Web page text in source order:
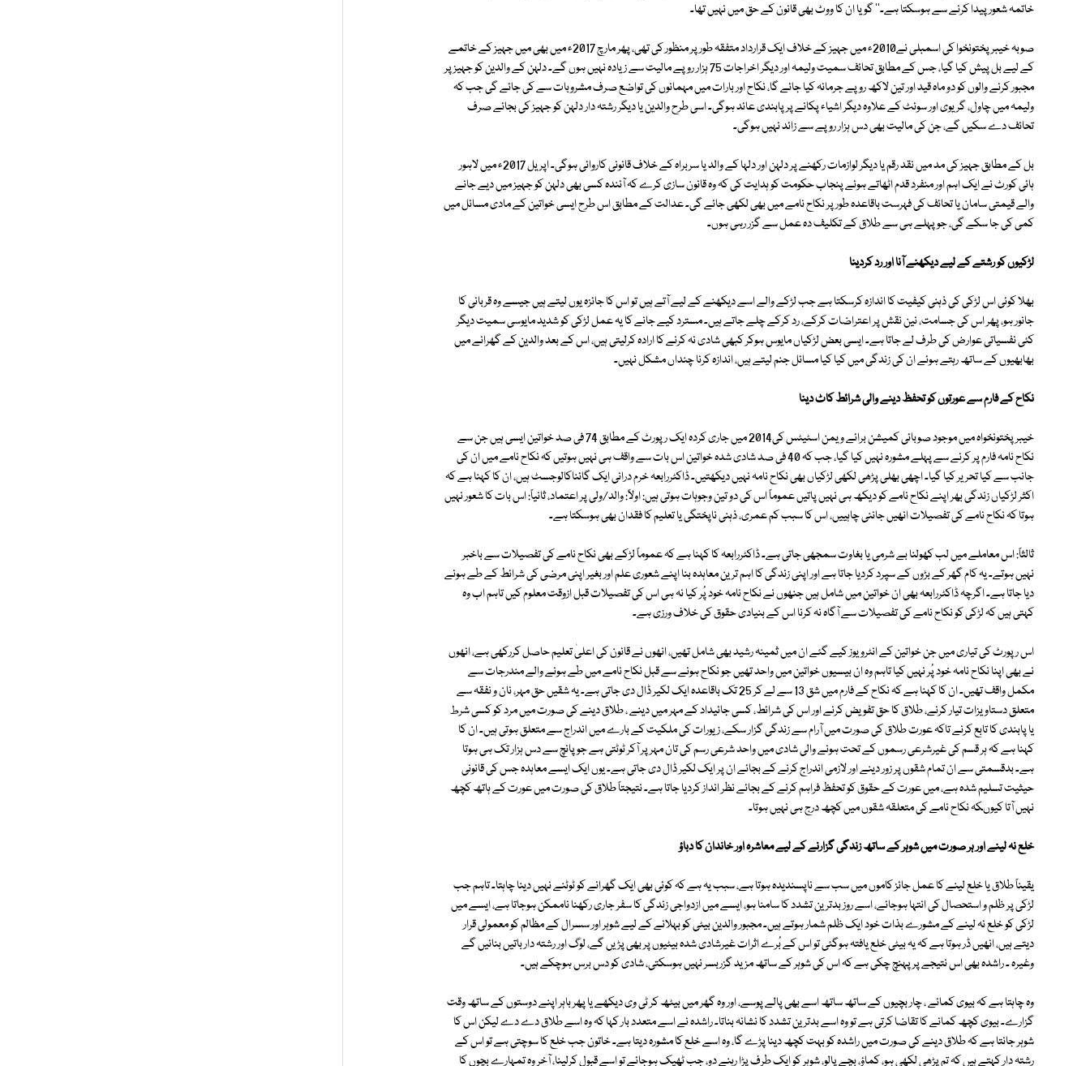
خاتمہ شعور پیدا کرنے سے ہوسکتا ہے۔'' گویا ان کا ووٹ بھی قانون کے حق میں نہیں تھا۔
صوبہ خیبر پختونخوا کی اسمبلی نے2010ء میں جہیز کے خلاف ایک قرارداد متفقہ طور پر منظور کی تھی، پھر مارچ 2017ء میں بھی میں جہیز کے خاتمے
کے لیے بل پیش کیا گیا، جس کے مطابق تحائف سمیت ولیمہ اور دیگر اخراجات 75 ہزار روپے مالیت سے زیادہ نہیں ہوں گے۔ دلہن کے والدین کو جہیز پر
مجبور کرنے والوں کو دو ماہ قید اور تین لاکھ روپے جرمانہ کیا جائے گا، نکاح اور بارات میں مہمانوں کی تواضع صرف مشروبات سے کی جائے گی جب کہ
ولیمہ میں چاول، گریوی اور سوئٹ کے علاوہ دیگر اشیاء پکانے پر پابندی عائد ہوگی۔ اسی طرح والدین یا دیگر رشتہ دار دلہن کو جہیز کی بجائے صرف
تحائف دے سکیں گے، جن کی مالیت بھی دس ہزار روپے سے زائد نہیں ہوگی۔
بل کے مطابق جہیز کی مد میں نقد رقم یا دیگر لوازمات رکھنے پر دلہن اور دلہا کے والد یا سربراہ کے خلاف قانونی کاروائی ہوگی۔ اپریل 2017ء میں لاہور
ہائی کورٹ نے ایک اہم اور منفرد قدم اٹھاتے ہوئے پنجاب حکومت کو ہدایت کی کہ وہ قانون سازی کرے کہ آئندہ کسی بھی دلہن کو جہیز میں دیے جانے
والے قیمتی سامان یا تحائف کی فہرست باقاعدہ طور پر نکاح نامے میں بھی لکھی جائے گی۔ عدالت کے مطابق اس طرح ایسی خواتین کے مادی مسائل میں
کمی کی جا سکے گی، جو پہلے ہی سے طلاق کے تکلیف دہ عمل سے گزر رہی ہوں۔
لڑکیوں کو رشتے کے لیے دیکھنے آنا اور رد کردینا
بھلا کوئی اس لڑکی کی ذہنی کیفیت کا اندازہ کرسکتا ہے جب لڑکے والے اسے دیکھنے کے لیے آتے ہیں تو اس کا جائزہ یوں لیتے ہیں جیسے وہ قربانی کا
جانور ہو، پھر اس کی جسامت، نین نقش پر اعتراضات کرکے، رد کرکے چلے جاتے ہیں۔ مسترد کیے جانے کا یہ عمل لڑکی کو شدید مایوسی سمیت دیگر
کئی نفسیاتی عوارض کی طرف لے جاتا ہے۔ ایسی بعض لڑکیاں مایوس ہوکر کبھی شادی نہ کرنے کا ارادہ کرلیتی ہیں، اس کے بعد والدین کے گھرانے میں
بھابھیوں کے ساتھ رہتے ہوئے ان کی زندگی میں کیا کیا مسائل جنم لیتے ہیں، اندازہ کرنا چنداں مشکل نہیں۔
نکاح کے فارم سے عورتوں کو تحفظ دینے والی شرائط کاٹ دینا
خیبر پختونخواہ میں موجود صوبائی کمیشن برائے ویمن اسٹیٹس کی2014 میں جاری کردہ ایک رپورٹ کے مطابق 74 فی صد خواتین ایسی ہیں جن سے
نکاح نامہ فارم پر کرنے سے پہلے مشورہ نہیں کیا گیا، جب کہ 40 فی صد شادی شدہ خواتین اس بات سے واقف ہی نہیں ہوتیں کہ نکاح نامے میں ان کی
جانب سے کیا تحریر کیا گیا۔ اچھی بھلی پڑھی لکھی لڑکیاں بھی نکاح نامہ نہیں دیکھتیں۔ ڈاکٹررابعہ خرم درانی ایک گائناکالوجسٹ ہیں، ان کا کہنا ہے کہ
اکثر لڑکیاں زندگی بھر اپنے نکاح نامے کو دیکھ ہی نہیں پاتیں عموماً اس کی دو تین وجوہات ہوتی ہیں: اولاً: والد/ولی پر اعتماد، ثانیاً: اس بات کا شعور نہیں
ہوتا کہ نکاح نامے کی تفصیلات انھیں جاننی چاہییں، اس کا سبب کم عمری، ذہنی ناپختگی یا تعلیم کا فقدان بھی ہوسکتا ہے۔
ثالثاً: اس معاملے میں لب کھولنا بے شرمی یا بغاوت سمجھی جاتی ہے۔ ڈاکٹررابعہ کا کہنا ہے کہ عموماً لڑکے بھی نکاح نامے کی تفصیلات سے باخبر
نہیں ہوتے۔ یہ کام گھر کے بڑوں کے سپرد کردیا جاتا ہے اور اپنی زندگی کا اہم ترین معاہدہ بنا اپنے شعوری علم اور بغیر اپنی مرضی کی شرائط کے طے ہونے
دیا جاتا ہے۔ اگرچہ ڈاکٹررابعہ بھی ان خواتین میں شامل ہیں جنھوں نے نکاح نامہ خود پُر کیا نہ ہی اس کی تفصیلات قبل ازوقت معلوم کیں تاہم اب وہ
کہتی ہیں کہ لڑکی کو نکاح نامے کی تفصیلات سے آگاہ نہ کرنا اس کے بنیادی حقوق کی خلاف ورزی ہے۔
اس رپورٹ کی تیاری میں جن خواتین کے انٹرویوز کیے گئے ان میں ثمینہ رشید بھی شامل تھیں، انھوں نے قانون کی اعلیٰ تعلیم حاصل کررکھی ہے، انھوں
نے بھی اپنا نکاح نامہ خود پُر نہیں کیا تاہم وہ ان بیسیوں خواتین میں واحد تھیں جو نکاح ہونے سے قبل نکاح نامے میں طے ہونے والے مندرجات سے
مکمل واقف تھیں۔ ان کا کہنا ہے کہ نکاح کے فارم میں شق 13 سے لے کر 25 تک باقاعدہ ایک لکیر ڈال دی جاتی ہے۔ یہ شقیں حق مہر، نان و نفقہ سے
متعلق دستاویزات تیار کرنے، طلاق کا حق تفویض کرنے اور اس کی شرائط، کسی جائیداد کے مہر میں دینے ، طلاق دینے کی صورت میں مرد کو کسی شرط
یا پابندی کا تابع کرنے تاکہ عورت طلاق کی صورت میں آرام سے زندگی گزار سکے، زیورات کی ملکیت کے بارے میں اندراج سے متعلق ہوتی ہیں۔ ان کا
کہنا ہے کہ ہر قسم کی غیرشرعی رسموں کے تحت ہونے والی شادی میں واحد شرعی رسم کی تان مہر پر آکر ٹوٹتی ہے جو پانچ سے دس ہزار تک ہی ہوتا
ہے۔ بدقسمتی سے ان تمام شقوں پر زور دینے اور لازمی اندراج کرنے کے بجائے ان پر ایک لکیر ڈال دی جاتی ہے۔ یوں ایک ایسے معاہدہ جس کی قانونی
حیثیت تسلیم شدہ ہے، میں عورت کے حقوق کو تحفظ فراہم کرنے کے بجائے نظر انداز کردیا جاتا ہے۔ نتیجتاً طلاق کی صورت میں عورت کے ہاتھ کچھ
نہیں آتا کیوںکہ نکاح نامے کی متعلقہ شقوں میں کچھ درج ہی نہیں ہوتا۔
خلع نہ لینے اور ہر صورت میں شوہر کے ساتھ زندگی گزارنے کے لیے معاشرہ اور خاندان کا دباؤ
یقیناً طلاق یا خلع لینے کا عمل جائز کاموں میں سب سے ناپسندیدہ ہوتا ہے، سبب یہ ہے کہ کوئی بھی ایک گھرانے کو ٹوٹنے نہیں دینا چاہتا۔ تاہم جب
لڑکی پر ظلم و استحصال کی انتہا ہوجائے، اسے روز بدترین تشدد کا سامنا ہو، ایسے میں ازدواجی زندگی کا سفر جاری رکھنا ناممکن ہوجاتا ہے، ایسے میں
لڑکی کو خلع نہ لینے کے مشورے بذات خود ایک ظلم شمار ہوتے ہیں۔ مجبور والدین بیٹی کو بہلانے کے لیے شوہر اور سسرال کے مظالم کو معمولی قرار
دیتے ہیں، انھیں ڈر ہوتا ہے کہ یہ بیٹی خلع یافتہ ہوگئی تو اس کے بُرے اثرات غیرشادی شدہ بیٹیوں پر بھی پڑیں گے، لوگ اور رشتہ دار باتیں بنائیں گے
وغیرہ ۔ راشدہ بھی اس نتیجے پر پہنچ چکی ہے کہ اس کی شوہر کے ساتھ مزید گزربسر نہیں ہوسکتی، شادی کو دس برس ہوچکے ہیں۔
وہ چاہتا ہے کہ بیوی کمائے ، چار بچیوں کے ساتھ ساتھ اسے بھی پالے پوسے، اور وہ گھر میں بیٹھ کر ٹی وی دیکھے یا پھر باہر اپنے دوستوں کے ساتھ وقت
گزارے۔ بیوی کچھ کمانے کا تقاضا کرتی ہے تو وہ اسے بدترین تشدد کا نشانہ بناتا۔ راشدہ نے اسے متعدد بار کہا کہ وہ اسے طلاق دے دے لیکن اس کا
شوہر جانتا ہے کہ طلاق دینے کی صورت میں راشدہ کو بہت کچھ دینا پڑے گا، وہ اسے خلع کا مشورہ دیتا ہے۔ خاتون جب خلع کا سوچتی ہے تو اس کے
رشتہ دار کہتے ہیں کہ تم پڑھی لکھی ہو، کماؤ، بچے پالو، شوہر کو ایک طرف پڑا رہنے دو، جب ٹھیک ہوجائے تو اسے قبول کرلینا، آخر وہ تمہارے بچوں کا